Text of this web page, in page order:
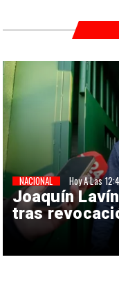
Joaquín
tras
NACIONAL Hoy A Las